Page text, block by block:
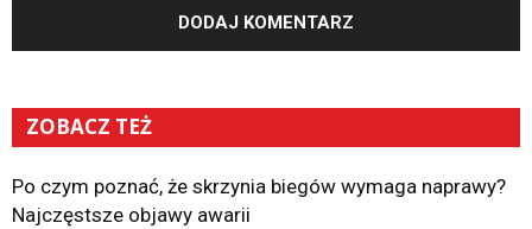
ZOBACZ TEŻ
Po czym poznać, że skrzynia biegów wymaga naprawy?
Najczęstsze objawy awarii